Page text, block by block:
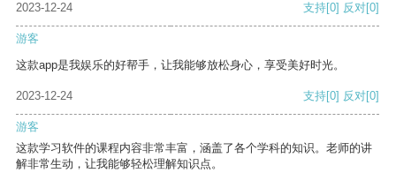
2023-12-24
支持[0] 反对[0]
游客
这款app是我娱乐的好帮手，让我能够放松身心，享受美好时光。
2023-12-24 支持[0] 反对[0]
游客
这款学习软件的课程内容非常丰富，涵盖了各个学科的知识。老师的讲
解非常生动，让我能够轻松理解知识点。